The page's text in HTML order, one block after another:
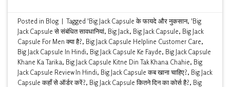
Posted in Blog | Tagged 'Big Jack Capsule के फायदे और नुकसान, 'Big
Jack Capsule से संबंधित सावधानियां, Big Jack, Big Jack Capsule, Big Jack
Capsule For Men क्या है?, Big Jack Capsule Helpline Customer Care,
Big Jack Capsule In Hindi, Big Jack Capsule Ke Fayde, Big Jack Capsule
Khane Ka Tarika, Big Jack Capsule Kitne Din Tak Khana Chahie, Big
Jack Capsule Review In Hindi, Big Jack Capsule कब खाना चाहिए?, Big Jack
Capsule कहाँ से ऑर्डर करें?, Big Jack Capsule कितने दिन का कोर्स है?, Big